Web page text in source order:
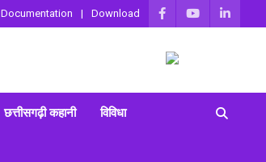
Documentation Download
छत्तीसगढ़ी कहानी विविधा